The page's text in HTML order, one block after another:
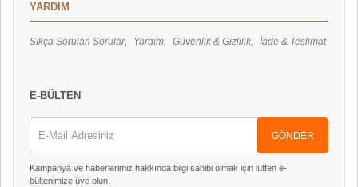
YARDIM
Sıkça Sorulan Sorular Yardım Güvenlik & Gizlilik İade & Teslimat
E-BÜLTEN
GÖNDER
Kampanya ve haberlerimiz hakkında bilgi sahibi olmak için lütfen e-
bültenimize üye olun.